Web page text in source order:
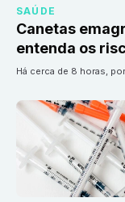
SAÚDE
Canetas
entenda os
há cerca de 8 horas, por